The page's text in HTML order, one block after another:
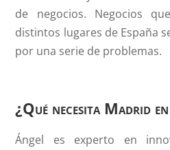
de negocios. Negocios
distintos lugares de España
por una serie de problemas.
¿Qué necesita Madrid
Ángel es experto en